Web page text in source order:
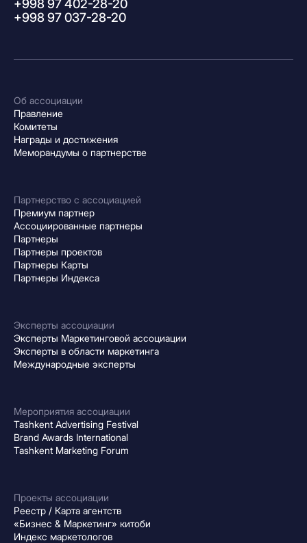
+998 97 402-28-20
+998 97 037-28-20
Об ассоциации
Правление
Комитеты
Награды и достижения
Меморандумы о партнерстве
Партнерство с ассоциацией
Премиум партнер
Ассоциированные партнеры
Партнеры
Партнеры проектов
Партнеры Карты
Партнеры Индекса
Эксперты ассоциации
Эксперты Маркетинговой ассоциации
Эксперты в области маркетинга
Международные эксперты
Мероприятия ассоциации
Tashkent Advertising Festival
Brand Awards International
Tashkent Marketing Forum
Проекты ассоциации
Реестр / Карта агентств
«Бизнес & Маркетинг» китоби
Индекс маркетологов